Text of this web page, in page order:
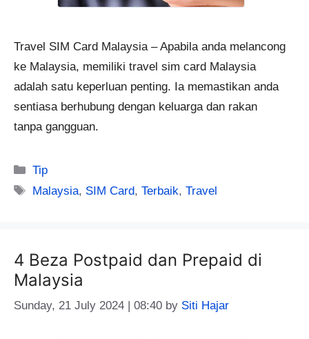
Travel SIM Card Malaysia – Apabila anda melancong
ke Malaysia, memiliki travel sim card Malaysia
adalah satu keperluan penting. Ia memastikan anda
sentiasa berhubung dengan keluarga dan rakan
tanpa gangguan.
Categories
Tip
Tags
Malaysia, SIM Card,Terbaik,Travel
4 Beza Postpaid dan Prepaid di
Malaysia
Sunday, 21 July 2024 | 08:40 by Siti Hajar